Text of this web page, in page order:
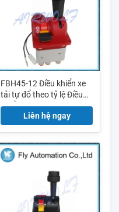
FBH45-12 Điều khiển xe
tải tự đổ theo tỷ lệ Điều
khiển bơm nhôm PTO
Liên hệ ngay